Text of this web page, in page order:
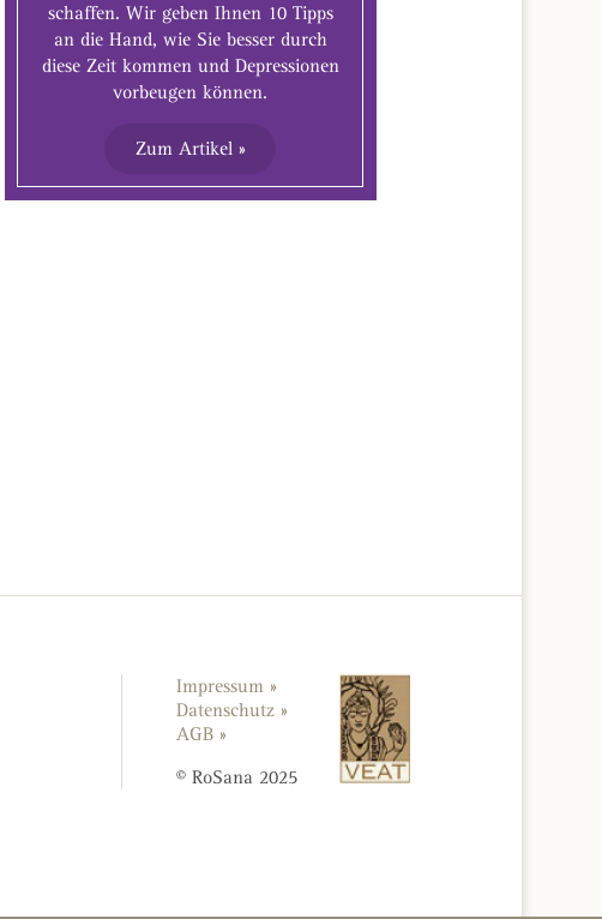
schaffen. Wir geben Ihnen 10 Tipps
an die Hand, wie Sie besser durch
diese Zeit kommen und Depressionen
vorbeugen können.
Zum Artikel »
Impressum »
Datenschutz »
AGB »
© RoSana 2025